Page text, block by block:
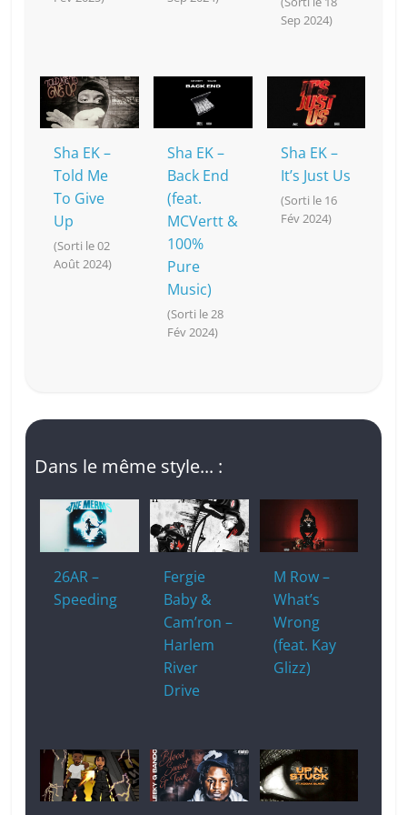
Sep 2024)
Sha EK –
Told Me
To Give
Up
(Sorti le 02
Août 2024)
Sha EK –
Back End
(feat.
MCVertt &
100%
Pure
Music)
(Sorti le 28
Fév 2024)
Sha EK –
It’s Just Us
(Sorti le 16
Fév 2024)
Dans le même style... :
26AR –
Speeding
Fergie
Baby &
Cam’ron –
Harlem
River
Drive
M Row –
What’s
Wrong
(feat. Kay
Glizz)